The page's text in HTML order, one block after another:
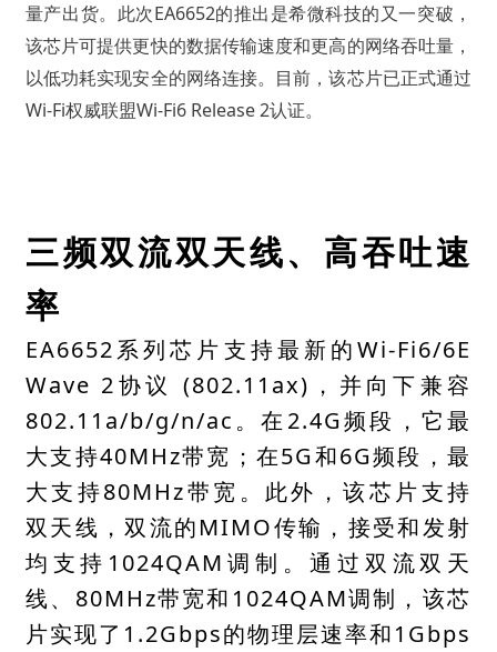
量产出货。此次EA6652的推出是希微科技的又一突破，
该芯片可提供更快的数据传输速度和更高的网络吞吐量，
以低功耗实现安全的网络连接。目前，该芯片已正式通过
Wi-Fi权威联盟Wi-Fi6 Release 2认证。
三频双流双天线、高吞吐速
率
EA6652系列芯片支持最新的Wi-Fi6/6E
Wave 2协议 (802.11ax)，并向下兼容
802.11a/b/g/n/ac。在2.4G频段，它最
大支持40MHz带宽；在5G和6G频段，最
大支持80MHz带宽。此外，该芯片支持
双天线，双流的MIMO传输，接受和发射
均支持1024QAM调制。通过双流双天
线、80MHz带宽和1024QAM调制，该芯
片实现了1.2Gbps的物理层速率和1Gbps